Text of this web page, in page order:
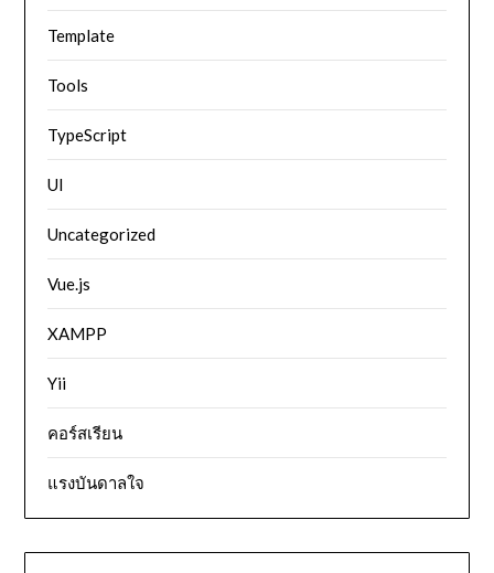
Template
Tools
TypeScript
UI
Uncategorized
Vue.js
XAMPP
Yii
คอร์สเรียน
แรงบันดาลใจ